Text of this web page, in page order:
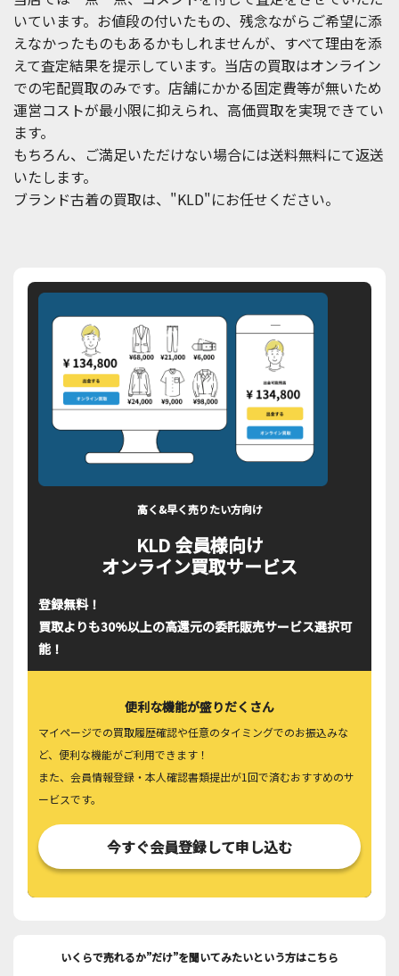
いています。お値段の付いたもの、残念ながらご希望に添
えなかったものもあるかもしれませんが、すべて理由を添
えて査定結果を提示しています。当店の買取はオンライン
での宅配買取のみです。店舗にかかる固定費等が無いため
運営コストが最小限に抑えられ、高価買取を実現できてい
ます。
もちろん、ご満足いただけない場合には送料無料にて返送
いたします。
ブランド古着の買取は、"KLD"にお任せください。
高く&早く売りたい方向け
KLD 会員様向け
オンライン買取サービス
登録無料！
買取よりも30%以上の高還元の委託販売サービス選択可
能！
便利な機能が盛りだくさん
マイページでの買取履歴確認や任意のタイミングでのお振込みな
ど、便利な機能がご利用できます！
また、会員情報登録・本人確認書類提出が1回で済むおすすめのサ
ービスです。
今すぐ会員登録して申し込む
いくらで売れるか”だけ”を聞いてみたいという方はこちら